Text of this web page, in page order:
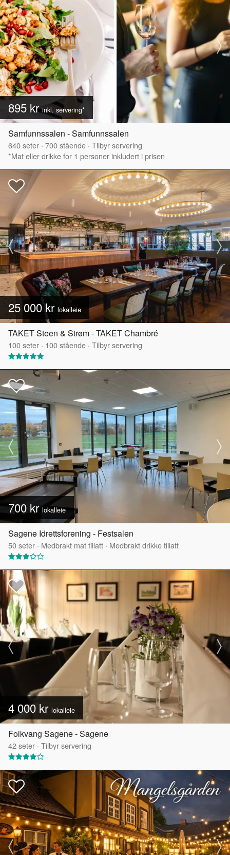
895 krinkl. servering*
Samfunnssalen - Samfunnssalen
640seter · 700stående · Tilbyr servering
*Mat eller drikke for 1 personer inkludert i prisen
25 000 kr lokalleie
TAKET Steen & Strøm - TAKET Chambré
100seter · 100stående · Tilbyr servering
700 krlokalleie
Sagene Idrettsforening - Festsalen
50seter · Medbrakt mat tillatt · Medbrakt drikke tillatt
4 000 kr lokalleie
Folkvang Sagene - Sagene
42seter · Tilbyr servering